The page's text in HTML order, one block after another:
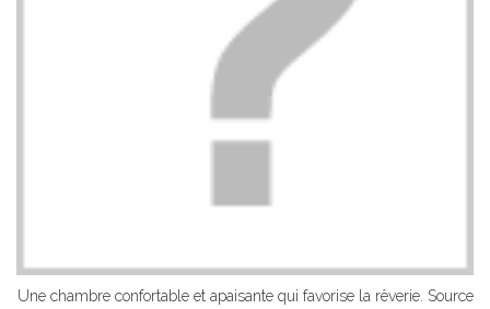
Une chambre confortable et apaisante qui favorise la rêverie. Source